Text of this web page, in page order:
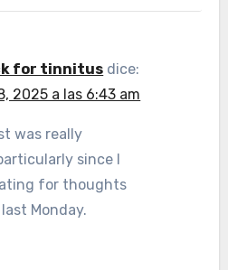
for tinnitus dice:
2025 a las 6:43 am
was really
since I
for thoughts
Monday.